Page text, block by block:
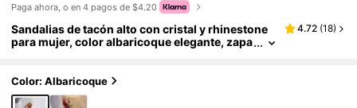
Paga ahora, o en 4 pagos de $4.20
Sandalias de tacón alto con cristal y rhinestone
para mujer, color albaricoque elegante, zapa
4.72 (18)
Color: Albaricoque